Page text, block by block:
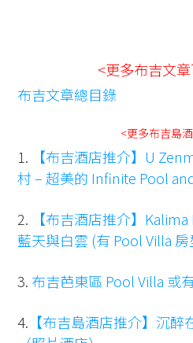
<更多布吉文
布吉文章總目錄
<更多布吉島
1.
【布吉酒店推介】U
村 – 超美的 Infinite Pool
2.
【布吉酒店推介】
藍天與白雲 (有 Pool Villa 房
3. 布吉芭東區 Pool Villa 或
4. 【布吉島酒店推介】沉